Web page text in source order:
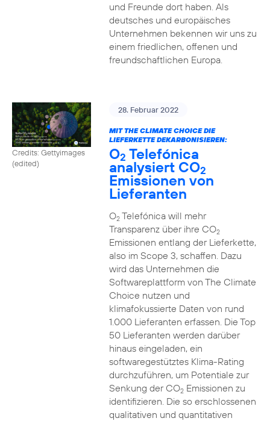
und Freunde dort haben. Als
deutsches und europäisches
Unternehmen bekennen wir uns zu
einem friedlichen, offenen und
freundschaftlichen Europa.
Credits: Gettyimages
(edited)
28. Februar 2022
MIT THE CLIMATE CHOICE DIE
LIEFERKETTE DEKARBONISIEREN:
O2 Telefónica
analysiert CO2
Emissionen von
Lieferanten
O2Telefónica will mehr
Transparenz über ihre CO2
Emissionen entlang der Lieferkette,
also im Scope 3, schaffen. Dazu
wird das Unternehmen die
Softwareplattform von The Climate
Choice nutzen und
klimafokussierte Daten von rund
1.000 Lieferanten erfassen. Die Top
50 Lieferanten werden darüber
hinaus eingeladen, ein
softwaregestütztes Klima-Rating
durchzuführen, um Potentiale zur
Senkung der CO2Emissionen zu
identifizieren. Die so erschlossenen
qualitativen und quantitativen